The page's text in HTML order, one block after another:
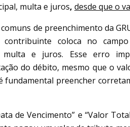
multa e juros, desde que o
de preenchimento da
coloca no
e juros. Esse erro
do débito, mesmo que o
fundamental preencher
de Vencimento” e “Valor